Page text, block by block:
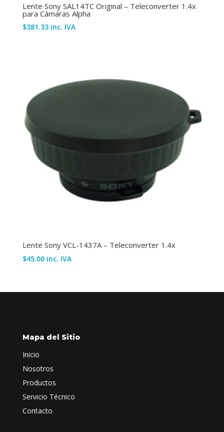
Lente Sony SAL14TC Original – Teleconverter 1.4x
para Cámaras Alpha
$381.33 inc. IVA
Lente Sony VCL-1437A – Teleconverter 1.4x
$45.00 inc. IVA
Mapa del Sitio
Inicio
Nosotros
Productos
Servicio Técnico
Contacto